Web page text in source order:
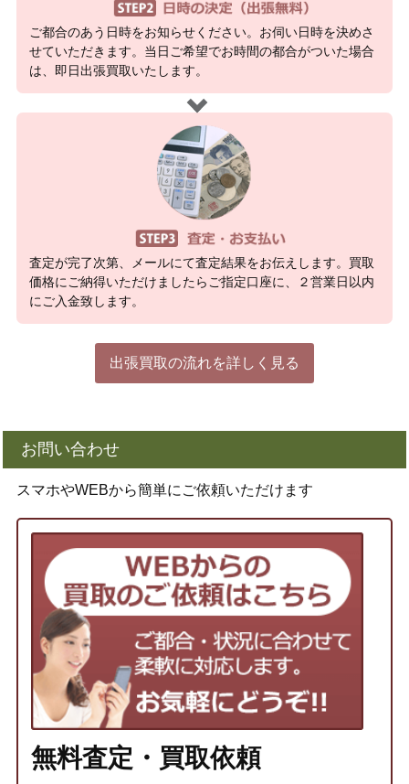
ご都合のあう日時をお知らせください。お伺い日時を決めさ
せていただきます。当日ご希望でお時間の都合がついた場合
は、即日出張買取いたします。
査定が完了次第、メールにて査定結果をお伝えします。買取
価格にご納得いただけましたらご指定口座に、２営業日以内
にご入金致します。
出張買取の流れを詳しく見る
お問い合わせ
スマホやWEBから簡単にご依頼いただけます
無料査定・買取依頼